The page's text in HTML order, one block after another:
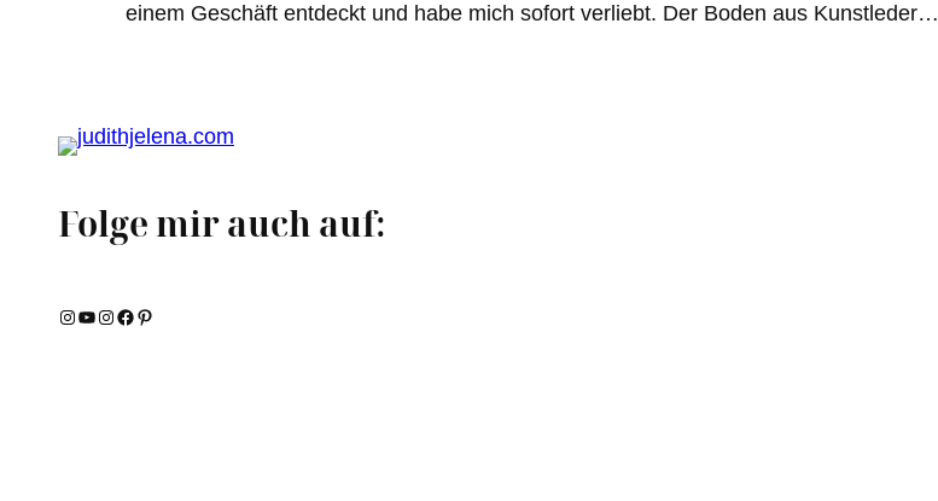
einem Geschäft entdeckt und habe mich sofort verliebt. Der Boden aus Kunstleder…
Folge mir auch auf:
Instagram YouTube Instagram Facebook Pinterest